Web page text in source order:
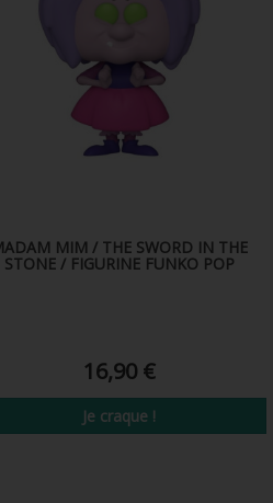
MIM / THE SWORD IN THE
STONE / FIGURINE FUNKO POP
16,90 €
Je craque !